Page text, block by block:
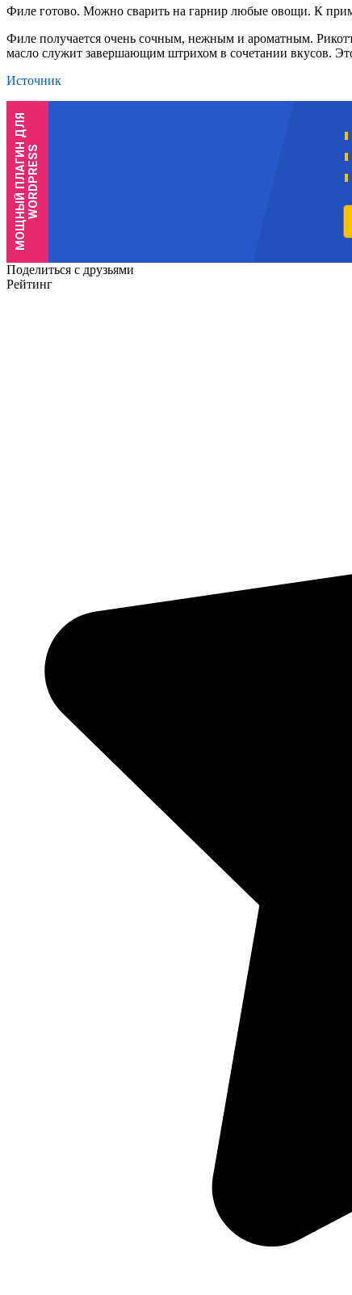
Филе готово. Можно сварить на гарнир любые овощи. К
Филе получается очень сочным, нежным и ароматным.
масло служит завершающим штрихом в сочетании вкусов.
Источник
Поделиться с друзьями
Рейтинг